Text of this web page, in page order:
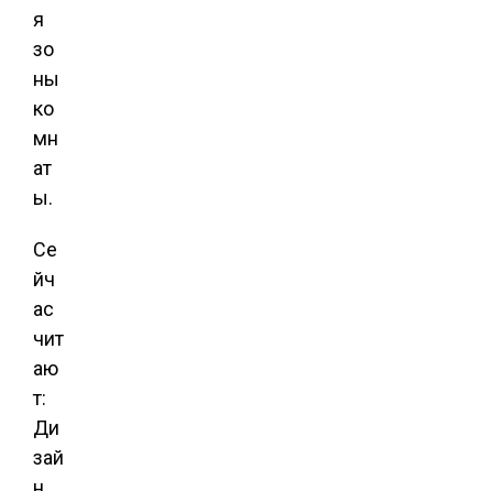
я
зо
ны
ко
мн
ат
ы.
Се
йч
ас
чит
аю
т:
Ди
зай